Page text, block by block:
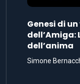
Genesi di
dell’Amiga:
dell’anima
Simone